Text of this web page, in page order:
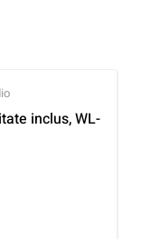
inclus, WL-